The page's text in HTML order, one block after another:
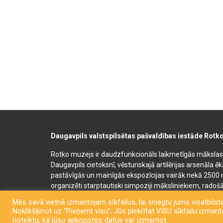
Daugavpils valstspilsētas pašvaldības iestāde
Rotko muzejs ir daudzfunkcionāls laikmetīgās
Daugavpils cietoksnī, vēsturiskajā artilērijas arsenāla
pastāvīgās un mainīgās ekspozīcijas vairāk nekā
organizēti starptautiski simpoziji māksliniekiem,
semināru un konferenču telpas. Rotko muzeja telpās
kafejnīca. Līdzās Rotko muzejam 2022. gadā tika
Mēs savā vietnē izmantojam sīkfailus, lai sniegtu jums
Noklikšķinot uz “Pieņemt visu”, Jūs piekrītat VISU sīkfailu
noteiktu, kā jūsu apkopotos datus var izmantot.